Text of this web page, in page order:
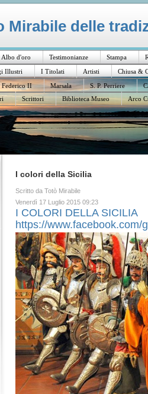
Mirabile delle
Albo d'oro Testimonianze Stampa
Illustri I Titolati Artisti
Chiusa &
Federico II
Marsala S. P. Perriere
Scrittori Biblioteca Museo Arco
I colori della Sicilia
Scritto da Totò Mirabile
Venerdì 17 Luglio 2015 09:23
I COLORI DELLA SICILIA
https://www.facebook.com/